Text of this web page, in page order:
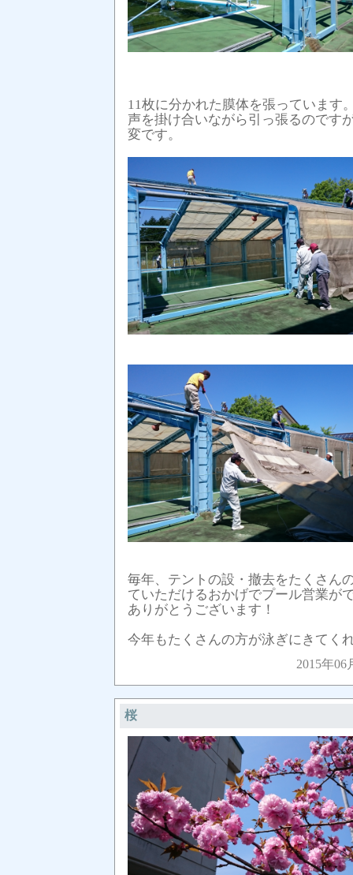
11枚に分かれた膜体を張っています
声を掛け合いながら引っ張るのです
変です。
毎年、テントの設・撤去をたくさん
ていただけるおかげでプール営業が
ありがとうございます！
今年もたくさんの方が泳ぎにきてく
2015年06
桜